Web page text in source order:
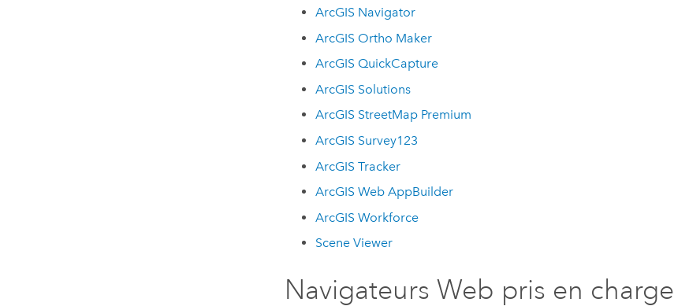
ArcGIS Navigator
ArcGIS Ortho Maker
ArcGIS QuickCapture
ArcGIS Solutions
ArcGIS StreetMap Premium
ArcGIS Survey123
ArcGIS Tracker
ArcGIS Web AppBuilder
ArcGIS Workforce
Scene Viewer
Navigateurs Web pris en charge